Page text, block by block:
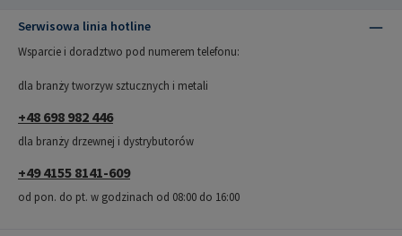
Serwisowa linia hotline
Wsparcie i doradztwo pod numerem telefonu:
dla branży tworzyw sztucznych i metali
+48 698 982 446
dla branży drzewnej i dystrybutorów
+49 4155 8141-609
od pon. do pt. w godzinach od 08:00 do 16:00